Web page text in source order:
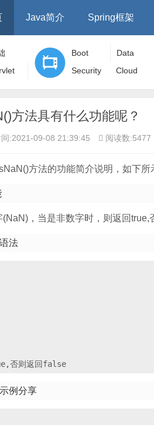
Java简介 Spring框架
Boot Data
Security
Cloud
方法具有什么功能呢？
间:2021-09-08 21:39:45 阅读数:5477
方法的功能简介说明，如下所
，当是非数字时，则返回true,
法
例分享